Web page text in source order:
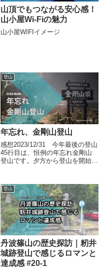
山頂でもつながる安心感！
山小屋Wi-Fiの魅力
山小屋WIFIイメージ
登山
年忘れ、金剛山登山
感想2023/12/31 今年最後の登山
45行目は、恒例の年忘れ金剛山
登山です。夕方から登山を開始
クです。ややナイトハイクという
事で、安心安全の千早本道をピス
トンです、汗をあまりか...
登山
丹波篠山の歴史探訪｜籾井
城跡登山で感じるロマンと
達成感 #20-1